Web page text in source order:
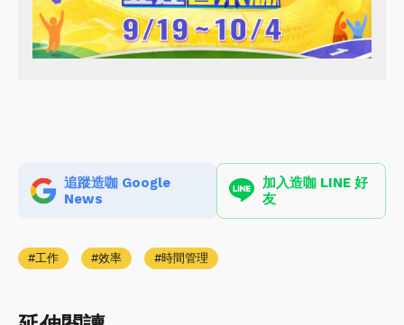
追蹤造咖 Google
News
加入造咖 LINE 好
友
工作 效率 時間管理